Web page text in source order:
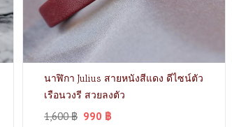
นาฬิกา Julius สายหนังสีแดง ดีไซน์ตัว
เรือนวงรี สวยลงตัว
1,600฿ 990 ฿